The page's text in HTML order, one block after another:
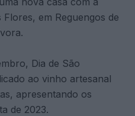
em Reguengos de
Dia de São
ao vinho artesanal
apresentando os
de 2023.